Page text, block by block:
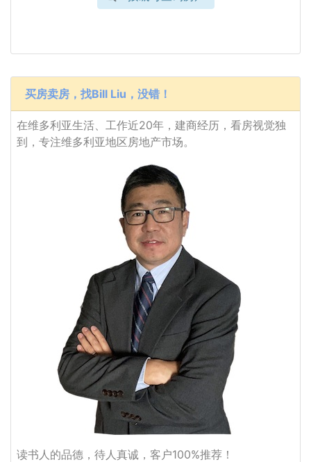
买房卖房，找Bill Liu，没错！
在维多利亚生活、工作近20年，建商经历，看房视觉独
到，专注维多利亚地区房地产市场。
读书人的品德，待人真诚，客户100%推荐！